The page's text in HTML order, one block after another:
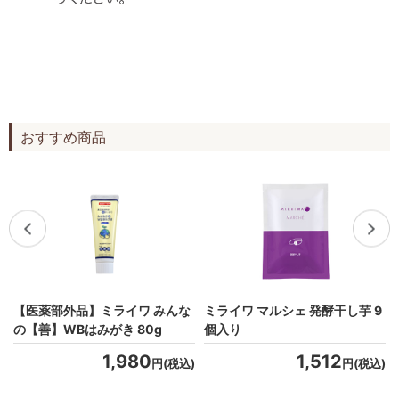
おすすめ商品
【医薬部外品】ミライワ みんな
の【善】WBはみがき 80g
1,980円(税込)
ミライワ マルシェ 発酵干し芋 9
個入り
1,512円(税込)